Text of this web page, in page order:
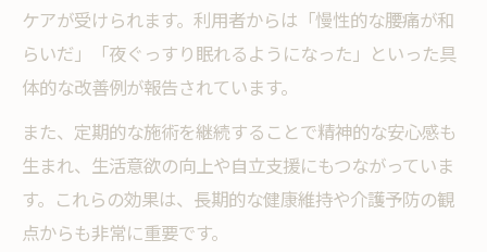
ケアが受けられます。利用者からは「慢性的な腰痛が和
らいだ」「夜ぐっすり眠れるようになった」といった具
体的な改善例が報告されています。
また、定期的な施術を継続することで精神的な安心感も
生まれ、生活意欲の向上や自立支援にもつながっていま
す。これらの効果は、長期的な健康維持や介護予防の観
点からも非常に重要です。